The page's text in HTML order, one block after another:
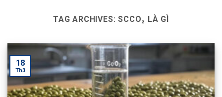
TAG ARCHIVES:SCCO₂ LÀ GÌ
18
Th3